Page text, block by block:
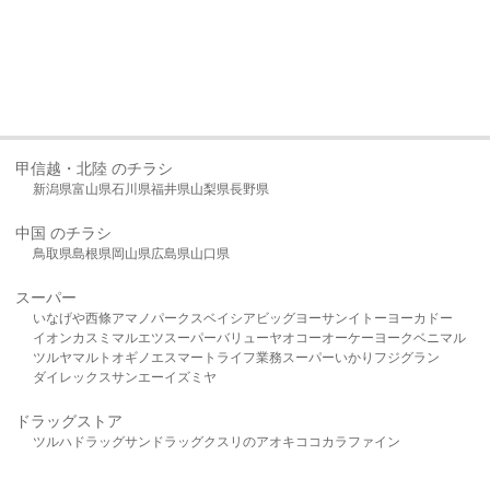
甲信越・北陸 のチラシ
新潟県富山県石川県福井県山梨県長野県
中国 のチラシ
鳥取県島根県岡山県広島県山口県
スーパー
いなげや西條アマノパークスベイシア ビッグヨーサンイトーヨーカドー
イオンカスミ マルエツスーパーバリューヤオコーオーケー ヨークベニマル
ツルヤマルト オギノ エスマート ライフ業務スーパーいかり フジグラン
ダイレックスサンエーイズミヤ
ドラッグストア
ツルハドラッグサンドラッグクスリのアオキ ココカラファイン